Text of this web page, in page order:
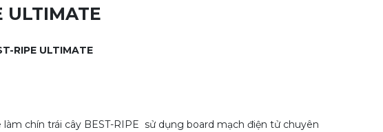
ULTIMATE
RIPE ULTIMATE
chín trái cây BEST-RIPE sử dụng board mạch điện tử chuyên